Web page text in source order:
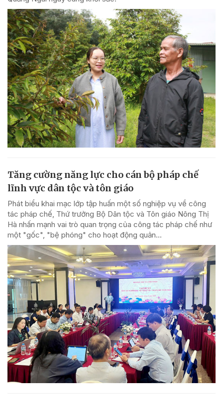
Tăng cường năng lực cho cán bộ pháp chế
lĩnh vực dân tộc và tôn giáo
Phát biểu khai mạc lớp tập huấn một số nghiệp vụ về công
tác pháp chế, Thứ trưởng Bộ Dân tộc và Tôn giáo Nông Thị
Hà nhấn mạnh vai trò quan trọng của công tác pháp chế như
một "gốc", "bệ phóng" cho hoạt động quản...